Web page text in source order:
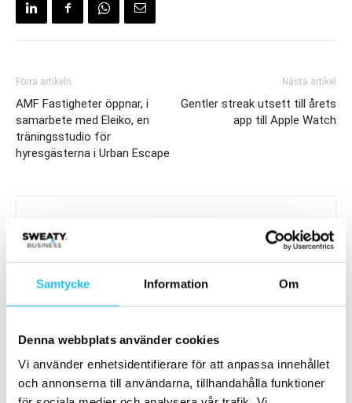
Samtycke Information Om
Denna webbplats använder cookies
Vi använder enhetsidentifierare för att anpassa innehållet
och annonserna till användarna, tillhandahålla funktioner
Förra artikeln
AMF Fastigheter öppnar, i
samarbete med Eleiko, en
träningsstudio för
hyresgästerna i Urban Escape
Nästa artikel
Gentler streak utsett till årets
app till Apple Watch
Brian van den Brink